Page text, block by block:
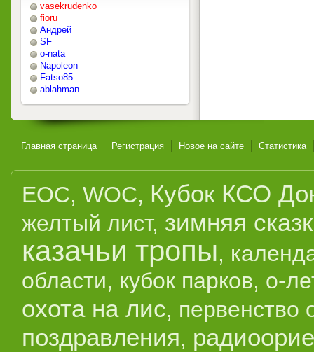
vasekrudenko
fioru
Андрей
SF
o-nata
Napoleon
Fatso85
ablahman
Главная страница Регистрация Новое на сайте Статистика
EOC, WOC, Кубок КСО
желтый лист, зимняя
казачьи тропы,
области, кубок парков, о-
охота на лис, первенство
поздравления,